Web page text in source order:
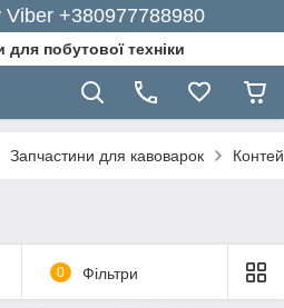
Viber +380977788980
побутової техніки
Запчастини для кавоварок
0 Фільтри